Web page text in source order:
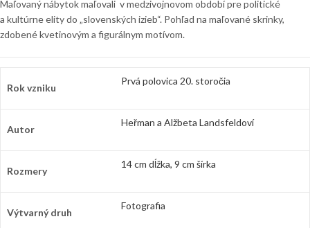
Maľovaný nábytok maľovali v medzivojnovom období pre politické
a kultúrne elity do „slovenských izieb“. Pohľad na maľované skrinky,
zdobené kvetinovým a figurálnym motívom.
Rok vzniku
Prvá polovica 20. storočia
Autor
Heřman a Alžbeta Landsfeldoví
Rozmery
14 cm dĺžka, 9 cm šírka
Výtvarný druh
Fotografia